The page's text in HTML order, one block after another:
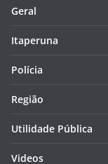
Geral
Itaperuna
Polícia
Região
Utilidade Pública
Videos